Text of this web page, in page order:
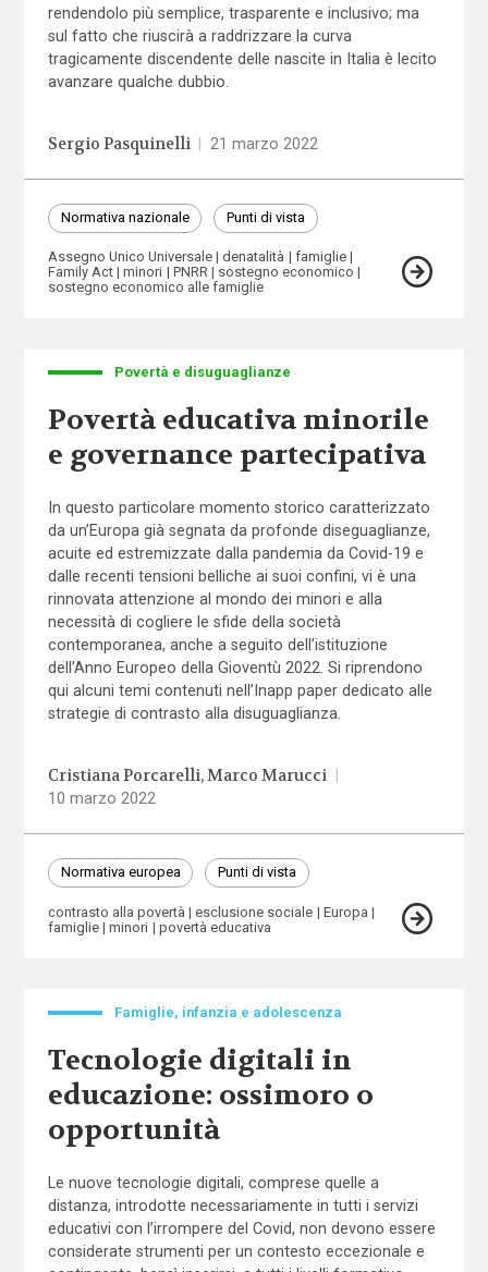
rendendolo più semplice, trasparente e inclusivo; ma
sul fatto che riuscirà a raddrizzare la curva
tragicamente discendente delle nascite in Italia è lecito
avanzare qualche dubbio.
Sergio Pasquinelli | 21 marzo 2022
Normativa nazionale Punti di vista
Assegno Unico Universale denatalità
famiglie
Family Act
minori PNRR
sostegno economico
sostegno economico alle famiglie
Povertà e disuguaglianze
Povertà educativa minorile
e governance partecipativa
In questo particolare momento storico caratterizzato
da un’Europa già segnata da profonde diseguaglianze,
acuite ed estremizzate dalla pandemia da Covid-19 e
dalle recenti tensioni belliche ai suoi confini, vi è una
rinnovata attenzione al mondo dei minori e alla
necessità di cogliere le sfide della società
contemporanea, anche a seguito dell’istituzione
dell’Anno Europeo della Gioventù 2022. Si riprendono
qui alcuni temi contenuti nell’Inapp paper dedicato alle
strategie di contrasto alla disuguaglianza.
Cristiana Porcarelli Marco Marucci
10 marzo 2022
Normativa europea Punti di vista
contrasto alla povertà esclusione sociale
Europa
famiglie
minori povertà educativa
Famiglie, infanzia e adolescenza
Tecnologie digitali in
educazione: ossimoro o
opportunità
Le nuove tecnologie digitali, comprese quelle a
distanza, introdotte necessariamente in tutti i servizi
educativi con l’irrompere del Covid, non devono essere
considerate strumenti per un contesto eccezionale e